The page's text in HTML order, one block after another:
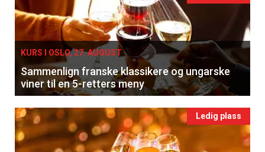
KURS I OSLO, 27. AUGUST
Sammenlign franske klassikere og ungarske
viner til en 5-retters meny
Ledig plass